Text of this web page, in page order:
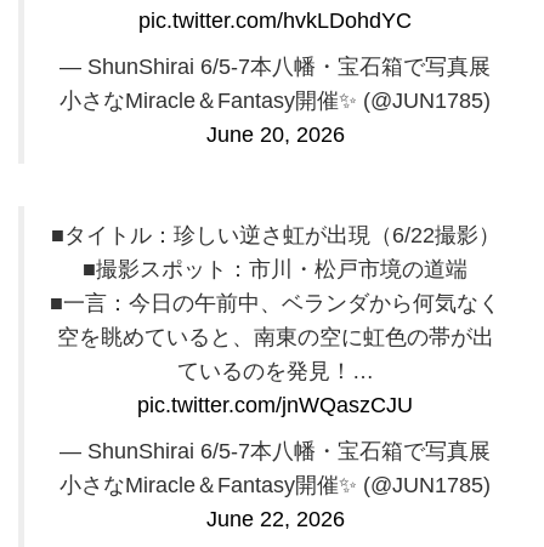
pic.twitter.com/hvkLDohdYC
— ShunShirai 6/5-7本八幡・宝石箱で写真展
小さなMiracle＆Fantasy開催✨️ (@JUN1785)
June 20, 2026
■タイトル：珍しい逆さ虹が出現（6/22撮影）
■撮影スポット：市川・松戸市境の道端
■一言：今日の午前中、ベランダから何気なく
空を眺めていると、南東の空に虹色の帯が出
ているのを発見！…
pic.twitter.com/jnWQaszCJU
— ShunShirai 6/5-7本八幡・宝石箱で写真展
小さなMiracle＆Fantasy開催✨️ (@JUN1785)
June 22, 2026